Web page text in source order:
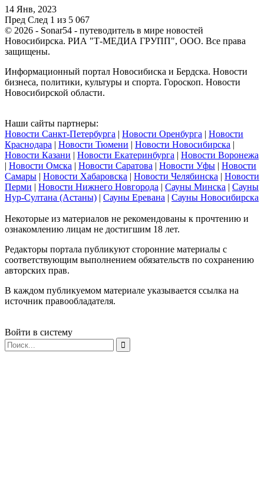
14 Янв, 2023
Пред След 1 из 5 067
© 2026 - Sonar54 - путеводитель в мире новостей
Новосибирска. РИА "Т-МЕДИА ГРУПП", ООО. Все права
защищены.
Информационный портал Новосибиска и Бердска. Новости
бизнеса, политики, культуры и спорта. Гороскоп. Новости
Новосибирской области.
Наши сайты партнеры:
Новости Санкт-Петербурга | Новости Оренбурга | Новости
Краснодара | Новости Тюмени | Новости Новосибирска |
Новости Казани | Новости Екатеринбурга | Новости Воронежа
| Новости Омска | Новости Саратова | Новости Уфы | Новости
Самары | Новости Хабаровска | Новости Челябинска | Новости
Перми | Новости Нижнего Новгорода | Сауны Минска | Сауны
Нур-Султана (Астаны) | Сауны Еревана | Сауны Новосибирска
Некоторые из материалов не рекомендованы к прочтению и
ознакомлению лицам не достигшим 18 лет.
Редакторы портала публикуют сторонние материалы с
соответствующим выполнением обязательств по сохранению
авторских прав.
В каждом публикуемом материале указывается ссылка на
источник правообладателя.
Войти в систему